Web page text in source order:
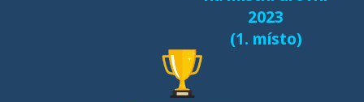
2023
(1. místo)